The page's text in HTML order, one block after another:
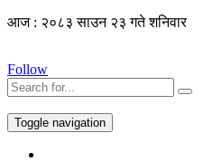
आज : २०८३ साउन २३ गते शनिवार
Follow
Toggle navigation